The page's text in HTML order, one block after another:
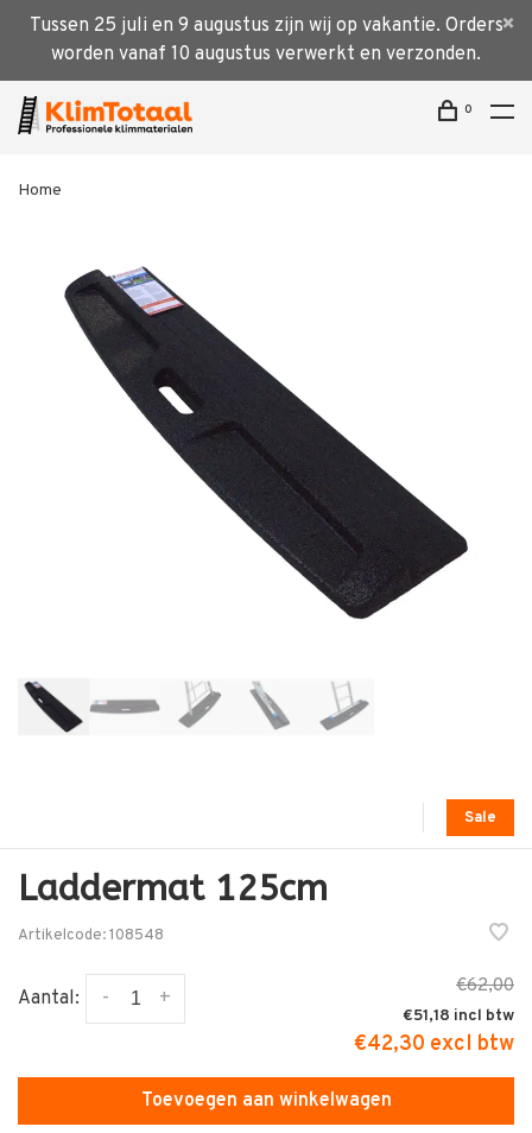
Tussen 25 juli en 9 augustus zijn wij op vakantie. Orders
worden vanaf 10 augustus verwerkt en verzonden.
0
Home
Sale
Laddermat 125cm
Artikelcode:108548
Aantal: +
-
€62,00
€51,18
€42,30 excl btw
Toevoegen aan winkelwagen